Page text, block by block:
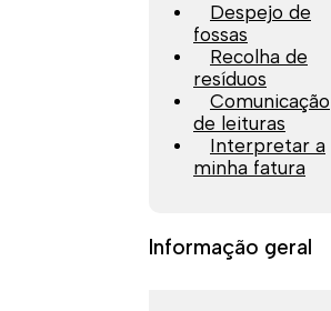
Despejo de
fossas
Recolha de
resíduos
Comunicação
de leituras
Interpretar a
minha fatura
Informação geral